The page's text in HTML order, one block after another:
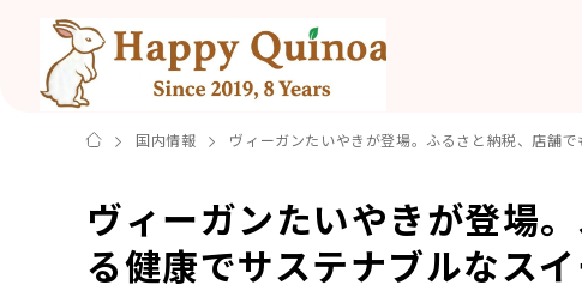
国内情報 ヴィーガンたいやきが登場。ふるさと納税、店舗
ヴィーガンたいやきが登場
る健康でサステナブルなス